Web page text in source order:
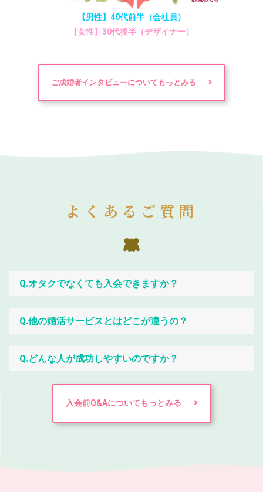
【男性】40代前半（会社員）
【女性】30代後半（デザイナー）
ご成婚者インタビューについてもっとみる
よくあるご質問
Q.オタクでなくても入会できますか？
Q.他の婚活サービスとはどこが違うの？
Q.どんな人が成功しやすいのですか？
入会前Q&Aについてもっとみる